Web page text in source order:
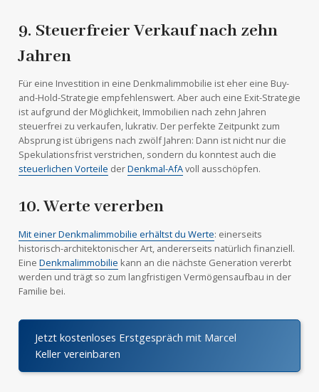
9. Steuerfreier Verkauf nach zehn
Jahren
Für eine Investition in eine Denkmalimmobilie ist eher eine Buy-
and-Hold-Strategie empfehlenswert. Aber auch eine Exit-Strategie
ist aufgrund der Möglichkeit, Immobilien nach zehn Jahren
steuerfrei zu verkaufen, lukrativ. Der perfekte Zeitpunkt zum
Absprung ist übrigens nach zwölf Jahren: Dann ist nicht nur die
Spekulationsfrist verstrichen, sondern du konntest auch die
steuerlichen Vorteile derDenkmal-AfAvoll ausschöpfen.
10. Werte vererben
Mit einer Denkmalimmobilie erhältst du Werte: einerseits
historisch-architektonischer Art, andererseits natürlich finanziell.
Eine Denkmalimmobilie kann an die nächste Generation vererbt
werden und trägt so zum langfristigen Vermögensaufbau in der
Familie bei.
Jetzt kostenloses Erstgespräch mit Marcel
Keller vereinbaren